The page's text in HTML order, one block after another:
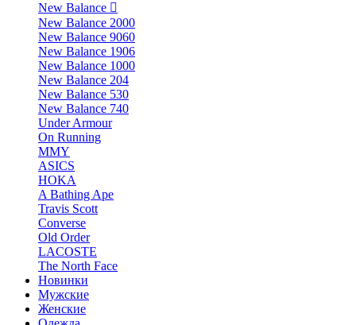
New Balance
New Balance 2000
New Balance 9060
New Balance 1906
New Balance 1000
New Balance 204
New Balance 530
New Balance 740
Under Armour
On Running
MMY
ASICS
HOKA
A Bathing Ape
Travis Scott
Converse
Old Order
LACOSTE
The North Face
Новинки
Мужские
Женские